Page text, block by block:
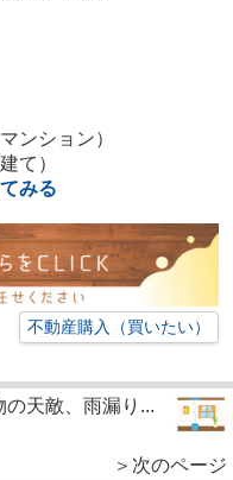
ンション）
て）
みる
不動産購入（買いたい）
の天敵、雨漏り...
＞次のページ